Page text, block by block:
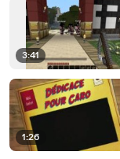
3:41
1:26